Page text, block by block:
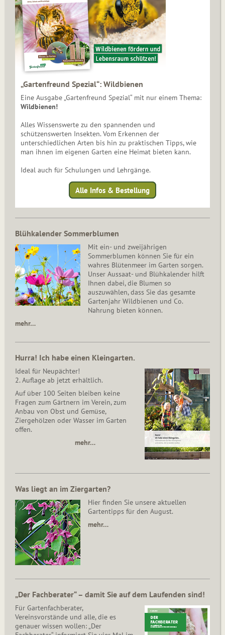
„Gartenfreund Spezial“: Wildbienen
Eine Ausgabe „Gartenfreund Spezial“ mit nur einem Thema:
Wildbienen!
Alles Wissenswerte zu den spannenden und
schützenswerten Insekten. Vom Erkennen der
unterschiedlichen Arten bis hin zu praktischen Tipps, wie
man ihnen im eigenen Garten eine Heimat bieten kann.
Ideal auch für Schulungen und Lehrgänge.
Alle Infos & Bestellung
Blühkalender Sommerblumen
Mit ein- und zweijährigen
Sommerblumen können Sie für ein
wahres Blütenmeer im Garten sorgen.
Unser Aussaat- und Blühkalender hilft
Ihnen dabei, die Blumen so
auszuwählen, dass Sie das gesamte
Gartenjahr Wildbienen und Co.
Nahrung bieten können.
mehr…
Hurra! Ich habe einen Kleingarten.
Ideal für Neupächter!
2. Auflage ab jetzt erhältlich.
Auf über 100 Seiten bleiben keine
Fragen zum Gärtnern im Verein, zum
Anbau von Obst und Gemüse,
Ziergehölzen oder Wasser im Garten
offen.
mehr…
Was liegt an im Ziergarten?
Hier finden Sie unsere aktuellen
Gartentipps für den August.
mehr…
„Der Fachberater“ – damit Sie auf dem Laufenden sind!
Für Gartenfachberater,
Vereinsvorstände und alle, die es
genauer wissen wollen: „Der